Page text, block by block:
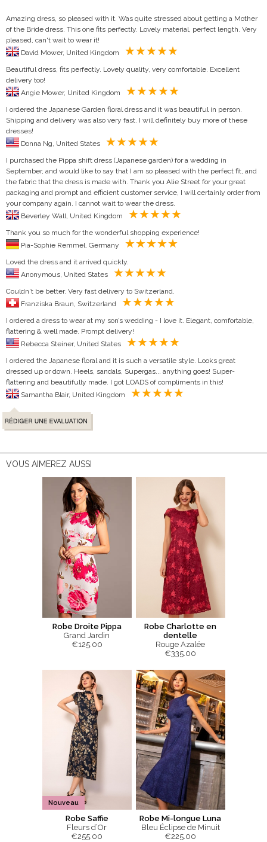
Amazing dress, so pleased with it. Was quite stressed about getting a Mother
of the Bride dress. This one fits perfectly. Lovely material, perfect length. Very
pleased, can't wait to wear it!
Beautiful dress, fits perfectly. Lovely quality, very comfortable. Excellent
delivery too!
I ordered the Japanese Garden floral dress and it was beautiful in person.
Shipping and delivery was also very fast. I will definitely buy more of these
dresses!
I purchased the Pippa shift dress (Japanese garden) for a wedding in
September, and would like to say that I am so pleased with the perfect fit, and
the fabric that the dress is made with. Thank you Alie Street for your great
packaging and prompt and efficient customer service, I will certainly order from
your company again. I cannot wait to wear the dress.
Thank you so much for the wonderful shopping experience!
Loved the dress and it arrived quickly.
Couldn‘t be better. Very fast delivery to Switzerland.
I ordered a dress to wear at my son’s wedding - I love it. Elegant, comfortable,
flattering & well made. Prompt delivery!
I ordered the Japanese floral and it is such a versatile style. Looks great
dressed up or down. Heels, sandals, Supergas... anything goes! Super-
flattering and beautifully made. I got LOADS of compliments in this!
VOUS AIMEREZ AUSSI
Robe Droite Pippa
Grand Jardin
€125.00
Robe Charlotte en
dentelle
Rouge Azalée
€335.00
Nouveau
Robe Saffie
Fleurs d’Or
€255.00
Robe Mi-longue Luna
Bleu Éclipse de Minuit
€225.00